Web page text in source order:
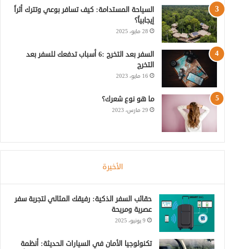
ت
ق
R
السياحة المستدامة: كيف تسافر بوعي وتترك أثراً
إيجابياً؟
28 مايو، 2025
السفر بعد التخرج :6 أسباب تدفعك للسفر بعد
التخرج
16 مايو، 2023
ما هو نوع شعرك؟
29 مارس، 2023
الأخيرة
حقائب السفر الذكية: رفيقك المثالي لتجربة سفر
عصرية ومريحة
9 يونيو، 2025
تكنولوجيا الأمان في السيارات الحديثة: أنظمة